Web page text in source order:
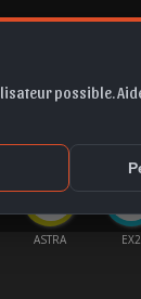
possible.
ASTRA EX2